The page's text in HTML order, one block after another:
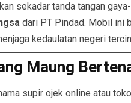
sekadar tanda tangan
dari PT Pindad. Mobil ini
kedaulatan negeri
Maung
supir ojek online atau